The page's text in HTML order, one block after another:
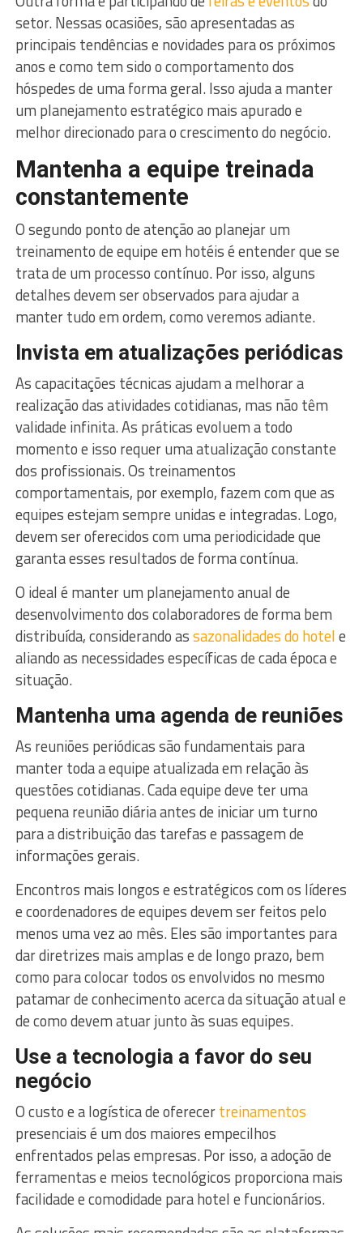
setor. Nessas ocasiões, são apresentadas as
principais tendências e novidades para os próximos
anos e como tem sido o comportamento dos
hóspedes de uma forma geral. Isso ajuda a manter
um planejamento estratégico mais apurado e
melhor direcionado para o crescimento do negócio.
Mantenha a equipe treinada
constantemente
O segundo ponto de atenção ao planejar um
treinamento de equipe em hotéis é entender que se
trata de um processo contínuo. Por isso, alguns
detalhes devem ser observados para ajudar a
manter tudo em ordem, como veremos adiante.
Invista em atualizações periódicas
As capacitações técnicas ajudam a melhorar a
realização das atividades cotidianas, mas não têm
validade infinita. As práticas evoluem a todo
momento e isso requer uma atualização constante
dos profissionais. Os treinamentos
comportamentais, por exemplo, fazem com que as
equipes estejam sempre unidas e integradas. Logo,
devem ser oferecidos com uma periodicidade que
garanta esses resultados de forma contínua.
O ideal é manter um planejamento anual de
desenvolvimento dos colaboradores de forma bem
distribuída, considerando assazonalidades do hotele
aliando as necessidades específicas de cada época e
situação.
Mantenha uma agenda de reuniões
As reuniões periódicas são fundamentais para
manter toda a equipe atualizada em relação às
questões cotidianas. Cada equipe deve ter uma
pequena reunião diária antes de iniciar um turno
para a distribuição das tarefas e passagem de
informações gerais.
Encontros mais longos e estratégicos com os líderes
e coordenadores de equipes devem ser feitos pelo
menos uma vez ao mês. Eles são importantes para
dar diretrizes mais amplas e de longo prazo, bem
como para colocar todos os envolvidos no mesmo
patamar de conhecimento acerca da situação atual e
de como devem atuar junto às suas equipes.
Use a tecnologia a favor do seu
negócio
O custo e a logística de oferecertreinamentos
presenciais é um dos maiores empecilhos
enfrentados pelas empresas. Por isso, a adoção de
ferramentas e meios tecnológicos proporciona mais
facilidade e comodidade para hotel e funcionários.